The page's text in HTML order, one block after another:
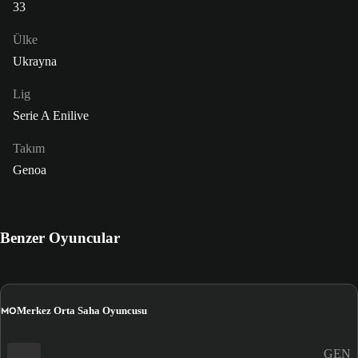
33
Ülke
Ukrayna
Lig
Serie A Enilive
Takım
Genoa
Benzer Oyuncular
MOMerkez Orta Saha Oyuncusu
GEN